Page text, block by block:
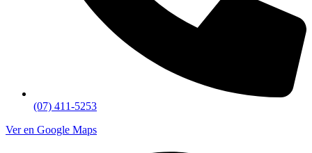
(07) 411-5253
Ver en Google Maps